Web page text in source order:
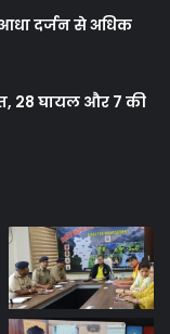
दर्जन से अधिक
28 घायल और 7 की